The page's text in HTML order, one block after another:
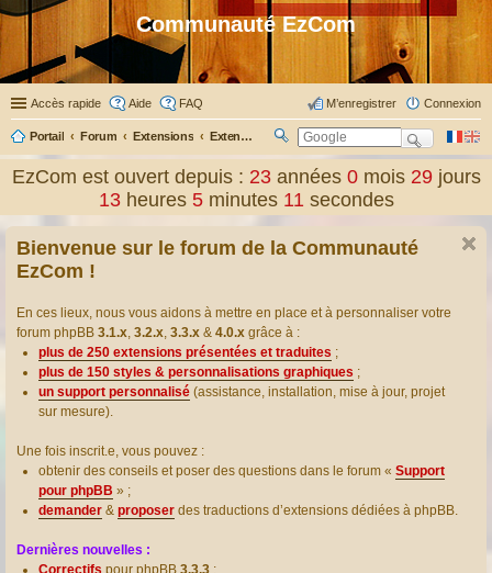
Communauté EzCom
Accès rapide Aide FAQ Connexion
M’enregistrer
Portail Forum Extensions Extensions présentées & traduites
ec
ch
er
EzCom est ouvert depuis : 23 années0 mois29 jours
13 heures5 minutes12 secondes
Bienvenue sur le forum de la Communauté
EzCom !
En ces lieux, nous vous aidons à mettre en place et à personnaliser votre
forum phpBB 3.1.x, 3.2.x, 3.3.x & 4.0.x grâce à :
plus de 250 extensions présentées et traduites ;
plus de 150 styles & personnalisations graphiques ;
un support personnalisé (assistance, installation, mise à jour, projet
sur mesure).
Une fois inscrit.e, vous pouvez :
obtenir des conseils et poser des questions dans le forum « Support
pour phpBB » ;
demander & proposer des traductions d’extensions dédiées à phpBB.
Dernières nouvelles :
Correctifs pour phpBB 3.3.3 ;